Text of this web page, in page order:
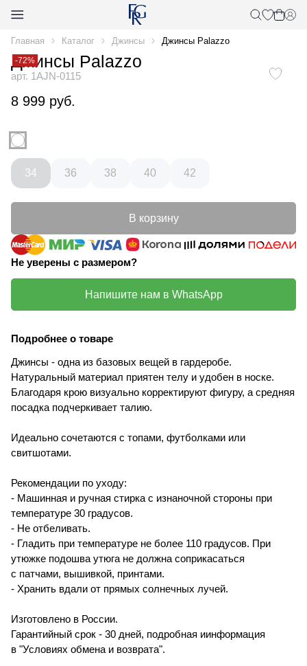
Главная Каталог Джинсы Джинсы Palazzo
-72%
Джинсы Palazzo
арт. 1AJN-0115
8 999 руб.
34 36 38 40 42
В корзину
Не уверены с размером?
Напишите нам в WhatsApp
Подробнее о товаре
Джинсы - одна из базовых вещей в гардеробе.
Натуральный материал приятен телу и удобен в носке.
Благодаря крою визуально корректируют фигуру, а средняя
посадка подчеркивает талию.
Идеально сочетаются с топами, футболками или
свитшотами.
Рекомендации по уходу:
- Машинная и ручная стирка с изнаночной стороны при
температуре 30 градусов.
- Не отбеливать.
- Гладить при температуре не более 110 градусов. При
утюжке подошва утюга не должна соприкасаться
с патчами, вышивкой, принтами.
- Хранить вдали от прямых солнечных лучей.
Изготовлено в России.
Гарантийный срок - 30 дней, подробная иинформация
в "Условиях обмена и возврата".